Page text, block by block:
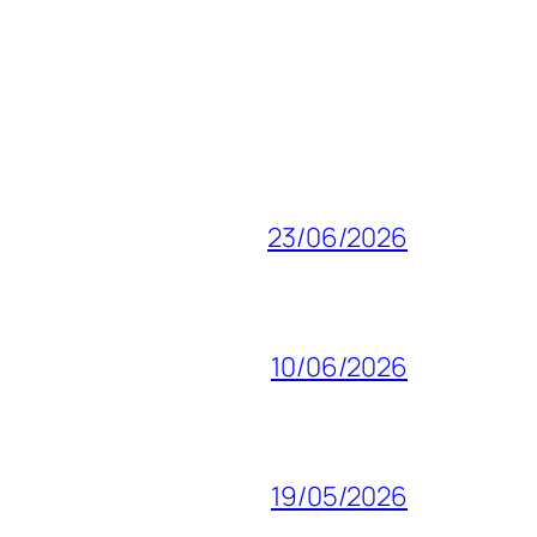
23/06/2026
10/06/2026
19/05/2026